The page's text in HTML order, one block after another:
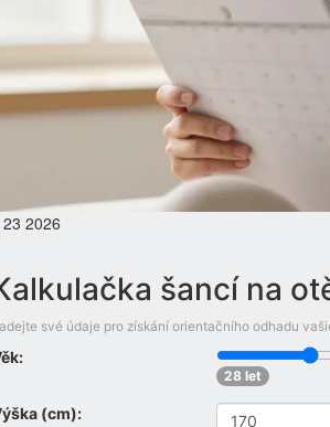
2026
šancí na
své údaje pro získání orientačního odhadu
28 let
(cm):